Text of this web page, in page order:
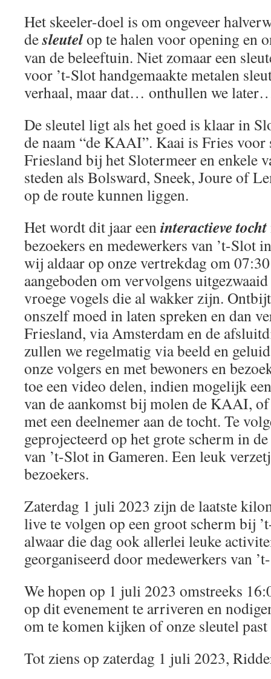
Het skeeler-doel is om ongeveer
desleutelop te halen voor opening en
van de beleeftuin. Niet zomaar een
voor ’t-Slot handgemaakte metalen
verhaal, maar dat… onthullen we
De sleutel ligt als het goed is klaar in
de naam “de KAAI”. Kaai is Fries
Friesland bij het Slotermeer en enkele
steden als Bolsward, Sneek, Joure of
op de route kunnen liggen.
Het wordt dit jaar eeninteractieve tocht
bezoekers en medewerkers van ’t-Slot
wij aldaar op onze vertrekdag om
aangeboden om vervolgens
vroege vogels die al wakker zijn.
onszelf moed in laten spreken en dan
Friesland, via Amsterdam en de
zullen we regelmatig via beeld en
onze volgers en met bewoners en
toe een video delen, indien mogelijk
van de aankomst bij molen de KAAI,
met een deelnemer aan de tocht. Te
geprojecteerd op het grote scherm in
van ’t-Slot in Gameren. Een leuk
bezoekers.
Zaterdag 1 juli 2023 zijn de laatste
live te volgen op een groot scherm bij
alwaar die dag ook allerlei leuke
georganiseerd door medewerkers van
We hopen op 1 juli 2023 omstreeks
op dit evenement te arriveren en
om te komen kijken of onze sleutel
Tot ziens op zaterdag 1 juli 2023,